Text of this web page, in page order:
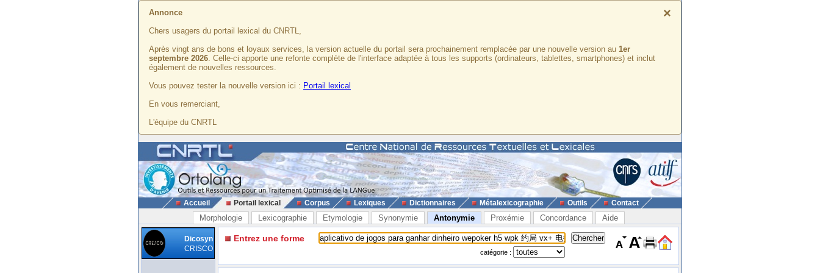
×
Annonce
Chers usagers du portail lexical du CNRTL,
Après vingt ans de bons et loyaux services, la version actuelle du portail sera prochainement remplacée par une nouvelle version au 1er
septembre 2026. Celle-ci apporte une refonte complète de l'interface adaptée à tous les supports (ordinateurs, tablettes, smartphones) et inclut
également de nouvelles ressources.
Vous pouvez tester la nouvelle version ici : Portail lexical
En vous remerciant,
L'équipe du CNRTL
Accueil Portail lexical Corpus Lexiques Dictionnaires Métalexicographie Outils Contact
Morphologie Lexicographie Etymologie Synonymie Antonymie Proxémie Concordance Aide
Dicosyn
CRISCO
Entrez une forme
catégorie :